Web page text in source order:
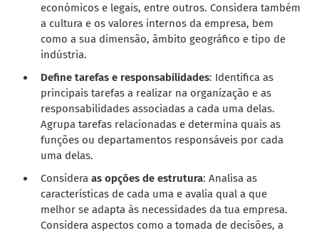
económicos e legais, entre outros. Considera também
a cultura e os valores internos da empresa, bem
como a sua dimensão, âmbito geográfico e tipo de
indústria.
Define tarefas e responsabilidades: Identifica as
principais tarefas a realizar na organização e as
responsabilidades associadas a cada uma delas.
Agrupa tarefas relacionadas e determina quais as
funções ou departamentos responsáveis por cada
uma delas.
Consideraas opções de estrutura: Analisa as
características de cada uma e avalia qual a que
melhor se adapta às necessidades da tua empresa.
Considera aspectos como a tomada de decisões, a